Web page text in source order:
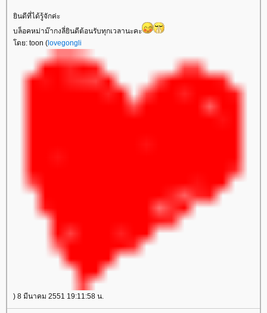
ยินดีที่ได้รู้จักค่ะ
บล็อคหม่าม๊ากงลี่ยินดีต้อนรับทุกเวลานะคะ
โดย: toon ( lovegongli
) 8 มีนาคม 2551 19:11:58 น.